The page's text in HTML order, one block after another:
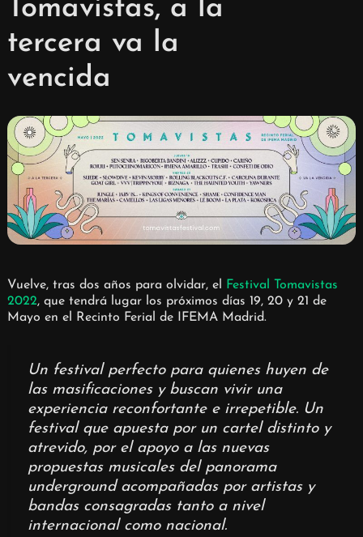
Tomavistas, a la
tercera va la
vencida
Vuelve, tras dos años para olvidar, el
Festival Tomavistas
2022, que tendrá lugar los próximos días 19, 20 y 21 de
Mayo en el Recinto Ferial de IFEMA Madrid.
Un festival perfecto para quienes huyen de
las masificaciones y buscan vivir una
experiencia reconfortante e irrepetible. Un
festival que apuesta por un cartel distinto y
atrevido, por el apoyo a las nuevas
propuestas musicales del panorama
underground acompañadas por artistas y
bandas consagradas tanto a nivel
internacional como nacional.